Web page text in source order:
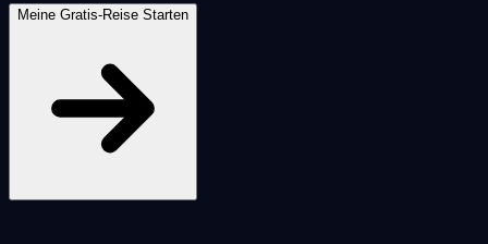
Meine Gratis-Reise Starten